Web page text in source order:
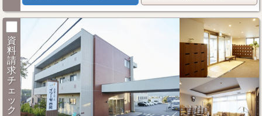
資
料
請
求
チ
ェ
ッ
ク